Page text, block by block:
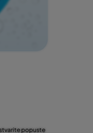
popuste